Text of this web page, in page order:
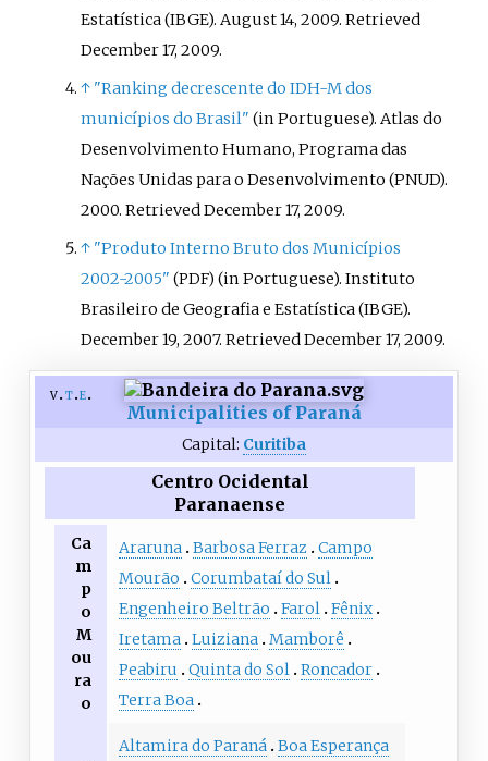
Estatística (IBGE). August 14, 2009. Retrieved
December 17, 2009.
↑ "Ranking decrescente do IDH-M dos
municípios do Brasil" (in Portuguese). Atlas do
Desenvolvimento Humano, Programa das
Nações Unidas para o Desenvolvimento (PNUD).
2000. RetrievedDecember 17, 2009.
↑ "Produto Interno Bruto dos Municípios
2002-2005" (PDF) (in Portuguese). Instituto
Brasileiro de Geografia e Estatística (IBGE).
December 19, 2007. RetrievedDecember 17, 2009.
v t e
Municipalities of Paraná
Capital: Curitiba
Centro Ocidental
Paranaense
Ca
m
p
o
M
ou
ra
o
Araruna Barbosa Ferraz Campo
Mourão
Corumbataí do Sul
Engenheiro Beltrão
Farol Fênix
Iretama Luiziana Mamborê
Peabiru
Quinta do Sol Roncador
Terra Boa
Altamira do Paraná Boa Esperança